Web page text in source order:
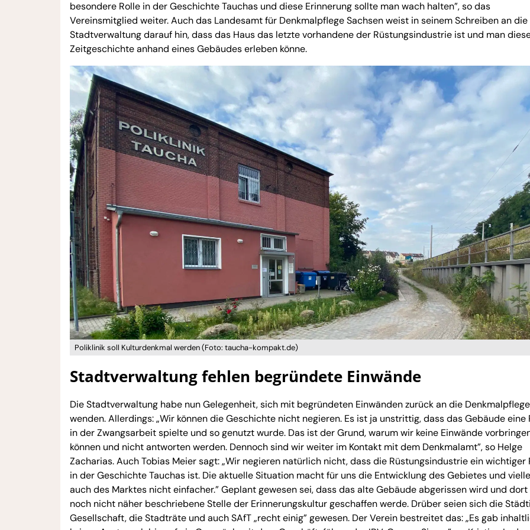
besondere Rolle in der Geschichte Tauchas und diese Erinnerung sollte man wach halten”, so das
Vereinsmitglied weiter. Auch das Landesamt für Denkmalpflege Sachsen weist in seinem Schreiben an die
Stadtverwaltung darauf hin, dass das Haus das letzte vorhandene der Rüstungsindustrie ist und man
Zeitgeschichte anhand eines Gebäudes erleben könne.
Poliklinik soll Kulturdenkmal werden (Foto: taucha-kompakt.de)
Stadtverwaltung fehlen begründete Einwände
Die Stadtverwaltung habe nun Gelegenheit, sich mit begründeten Einwänden zurück an die
wenden. Allerdings: „Wir können die Geschichte nicht negieren. Es ist ja unstrittig, dass das Gebäude eine
in der Zwangsarbeit spielte und so genutzt wurde. Das ist der Grund, warum wir keine Einwände
können und nicht antworten werden. Dennoch sind wir weiter im Kontakt mit dem Denkmalamt”, so Helge
Zacharias. Auch Tobias Meier sagt: „Wir negieren natürlich nicht, dass die Rüstungsindustrie ein wichtiger
in der Geschichte Tauchas ist. Die aktuelle Situation macht für uns die Entwicklung des Gebietes und
auch des Marktes nicht einfacher.” Geplant gewesen sei, dass das alte Gebäude abgerissen wird und dort
noch nicht näher beschriebene Stelle der Erinnerungskultur geschaffen werde. Drüber seien sich die
Gesellschaft, die Stadträte und auch SAfT „recht einig” gewesen. Der Verein bestreitet das: „Es gab